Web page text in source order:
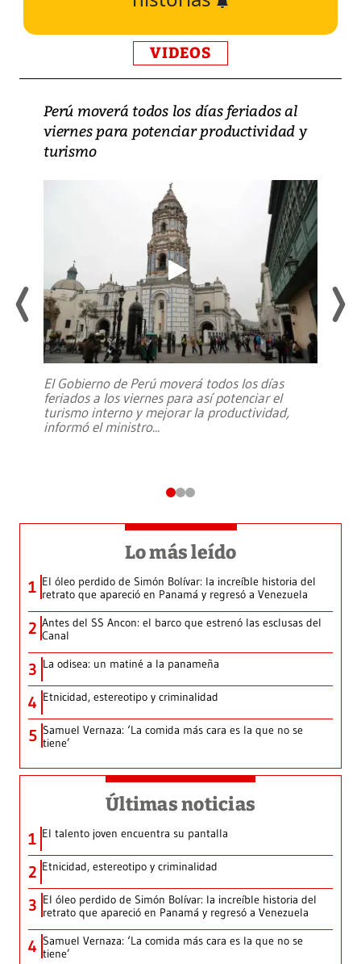
VIDEOS
Perú moverá todos los días feriados al
viernes para potenciar productividad y
turismo
El Gobierno de Perú moverá todos los días
feriados a los viernes para así potenciar el
turismo interno y mejorar la productividad,
informó el ministro...
Lo más leído
1 El óleo perdido de Simón Bolívar: la increíble historia del
retrato que apareció en Panamá y regresó a Venezuela
2 Antes del SS Ancon: el barco que estrenó las esclusas del
Canal
3 La odisea: un matiné a la panameña
4 Etnicidad, estereotipo y criminalidad
5 Samuel Vernaza: ‘La comida más cara es la que no se
tiene’
Últimas noticias
1 El talento joven encuentra su pantalla​
2 Etnicidad, estereotipo y criminalidad
3 El óleo perdido de Simón Bolívar: la increíble historia del
retrato que apareció en Panamá y regresó a Venezuela
4 Samuel Vernaza: ‘La comida más cara es la que no se
tiene’